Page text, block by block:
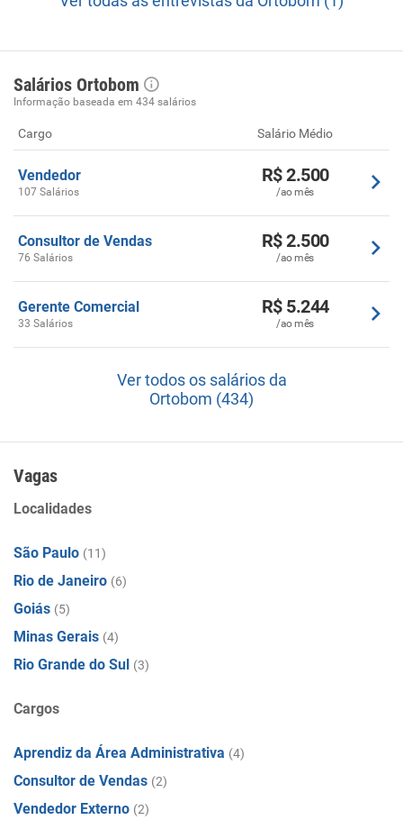
Salários Ortobom
Informação baseada em 434 salários
Cargo Salário Médio
Vendedor
107 Salários
R$ 2.500
/ao mês
Consultor de Vendas
76 Salários
R$ 2.500
/ao mês
Gerente Comercial
33 Salários
R$ 5.244
/ao mês
Ver todos os salários da
Ortobom (434)
Vagas
Localidades
São Paulo (11)
Rio de Janeiro (6)
Goiás (5)
Minas Gerais (4)
Rio Grande do Sul (3)
Cargos
Aprendiz da Área Administrativa (4)
Consultor de Vendas (2)
Vendedor Externo (2)